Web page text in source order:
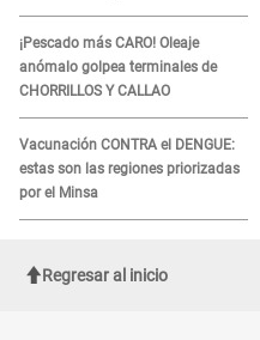
¡Pescado más CARO! Oleaje
anómalo golpea terminales de
CHORRILLOS Y CALLAO
Vacunación CONTRA el DENGUE:
estas son las regiones priorizadas
por el Minsa
Regresar al inicio